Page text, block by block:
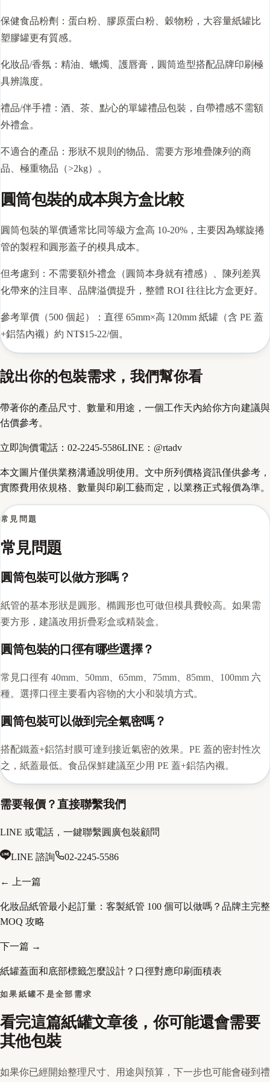
保健食品粉劑：蛋白粉、膠原蛋白粉、穀物粉，大容量紙罐比
塑膠罐更有質感。
化妝品/香氛：精油、蠟燭、護唇膏，圓筒造型搭配品牌印刷極
具辨識度。
禮品/伴手禮：酒、茶、點心的單罐禮品包裝，自帶禮感不需額
外禮盒。
不適合的產品：形狀不規則的物品、需要方形堆疊陳列的商
品、極重物品（>2kg）。
圓筒包裝的成本與方盒比較
圓筒包裝的單價通常比同等級方盒高 10-20%，主要因為螺旋捲
管的製程和圓形蓋子的模具成本。
但考慮到：不需要額外禮盒（圓筒本身就有禮感）、陳列差異
化帶來的注目率、品牌溢價提升，整體 ROI 往往比方盒更好。
參考單價（500 個起）：直徑 65mm×高 120mm 紙罐（含 PE 蓋
+鋁箔內襯）約 NT$15-22/個。
說出你的包裝需求，我們幫你看
帶著你的產品尺寸、數量和用途，一個工作天內給你方向建議與
估價參考。
立即詢價電話： 02-2245-5586LINE： @rtadv
本文圖片僅供業務溝通說明使用。文中所列價格資訊僅供參考，
實際費用依規格、數量與印刷工藝而定，以業務正式報價為準。
常見問題
常見問題
圓筒包裝可以做方形嗎？
紙管的基本形狀是圓形。橢圓形也可做但模具費較高。如果需
要方形，建議改用折疊彩盒或精裝盒。
圓筒包裝的口徑有哪些選擇？
常見口徑有 40mm、50mm、65mm、75mm、85mm、100mm 六
種。選擇口徑主要看內容物的大小和裝填方式。
圓筒包裝可以做到完全氣密嗎？
搭配鐵蓋+鋁箔封膜可達到接近氣密的效果。PE 蓋的密封性次
之，紙蓋最低。食品保鮮建議至少用 PE 蓋+鋁箔內襯。
需要報價？直接聯繫我們
LINE 或電話，一鍵聯繫圓廣包裝顧問
LINE 諮詢 02-2245-5586
← 上一篇
化妝品紙管最小起訂量：客製紙管 100 個可以做嗎？品牌主完整
MOQ 攻略
下一篇 →
紙罐蓋面和底部標籤怎麼設計？口徑對應印刷面積表
如果紙罐不是全部需求
看完這篇紙罐文章後，你可能還會需要
其他包裝
如果你已經開始整理尺寸、用途與預算，下一步也可能會碰到禮